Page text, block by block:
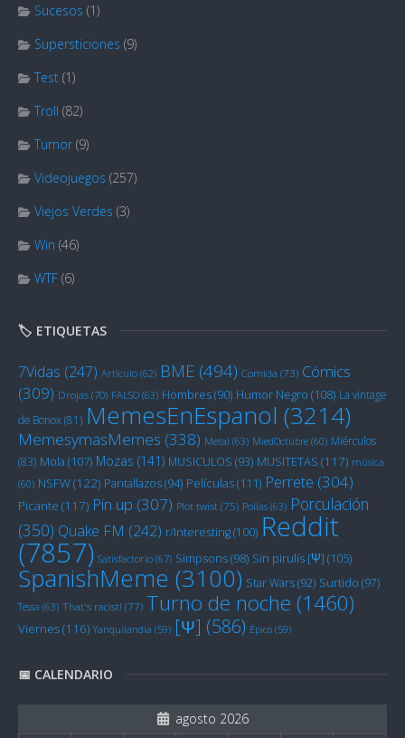
Sucesos (1)
Supersticiones (9)
Test (1)
Troll (82)
Tumor (9)
Videojuegos (257)
Viejos Verdes (3)
Win (46)
WTF (6)
🏷️ ETIQUETAS
7Vidas (247) Artículo (62) BME (494) Comida (73) Cómics
(309) Drojas (70) FALSO (63) Hombres(90) Humor Negro (108) La vintage
de Bonox(81) MemesEnEspanol (3214)
MemesymasMemes (338) Metal (63) MiedOctubre (60) Miérculos
(83) Mola (107) Mozas (141) MUSICULOS (93) MUSITETAS (117) música
(60) NSFW(122) Pantallazos(94) Películas(111) Perrete (304)
Picante (117) Pin up (307) Plot twist (75) Pollas (63) Porculación
(350) Quake FM (242) r/Interesting(100) Reddit
(7857) Satisfactorio (67) Simpsons(98) Sin pirulís [Ψ] (105)
SpanishMeme (3100) Star Wars(92) Surtido (97)
Tessa (63) That's racist! (77) Turno de noche (1460)
Viernes(116) Yanquilandia (59) [Ψ] (586) Épico (59)
📅 CALENDARIO
agosto 2026